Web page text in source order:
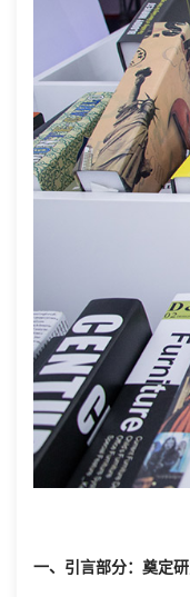
一、引言部分：奠定